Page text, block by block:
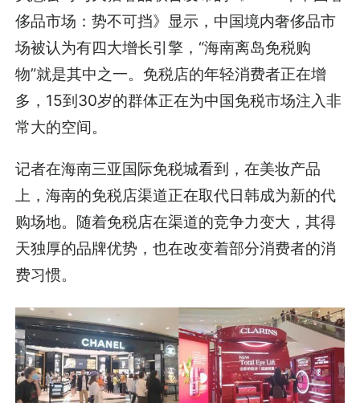
侈品市场：势不可挡》显示，中国境内奢侈品市
场被认为有四大增长引擎，“海南离岛免税购
物”就是其中之一。免税店的年轻消费者正在增
多，15到30岁的群体正在为中国免税市场注入非
常大的空间。
记者在海南三亚国际免税城看到，在美妆产品
上，海南的免税店渠道正在取代日韩成为新的代
购场地。随着免税店在渠道的竞争力变大，其得
天独厚的品牌优势，也在改变着部分消费者的消
费习惯。